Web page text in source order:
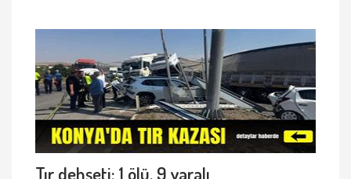
Tır dehşeti: 1 ölü, 9 yaralı